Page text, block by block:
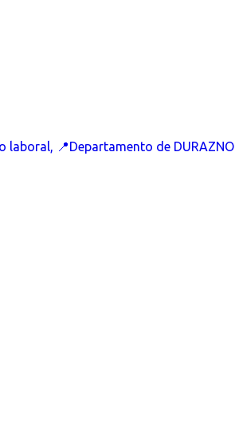
laboral, 📍Departamento de DURAZNO